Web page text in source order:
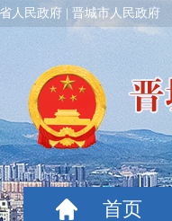
人民政府 晋城市人民政府
首页